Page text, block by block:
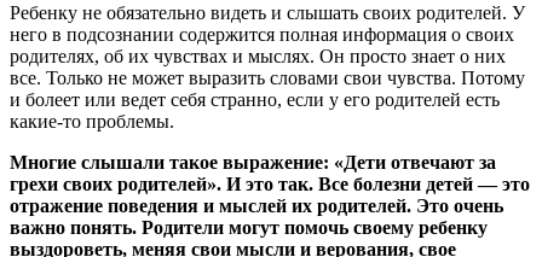
Ребенку не обязательно видеть и слышать своих родителей. У
него в подсознании содержится полная информация о своих
родителях, об их чувствах и мыслях. Он просто знает о них
все. Только не может выразить словами свои чувства. Потому
и болеет или ведет себя странно, если у его родителей есть
какие-то проблемы.
Многие слышали такое выражение: «Дети отвечают за
грехи своих родителей». И это так. Все болезни детей — это
отражение поведения и мыслей их родителей. Это очень
важно понять. Родители могут помочь своему ребенку
выздороветь, меняя свои мысли и верования, свое